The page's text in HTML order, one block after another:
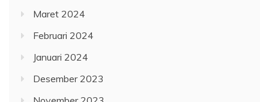
Maret 2024
Februari 2024
Januari 2024
Desember 2023